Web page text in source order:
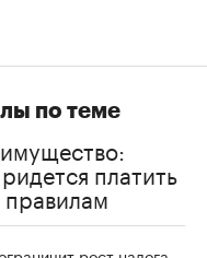
по теме
платить